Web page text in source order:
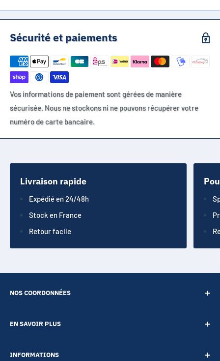
Sécurité et paiements
Vos informations de paiement sont gérées de manière
sécurisée. Nous ne stockons ni ne pouvons récupérer votre
numéro de carte bancaire.
Livraison rapide
Expédié en 24/48h
Stock en France
Retour facile
NOS COORDONNÉES
EN SAVOIR PLUS
A propos
INFORMATIONS